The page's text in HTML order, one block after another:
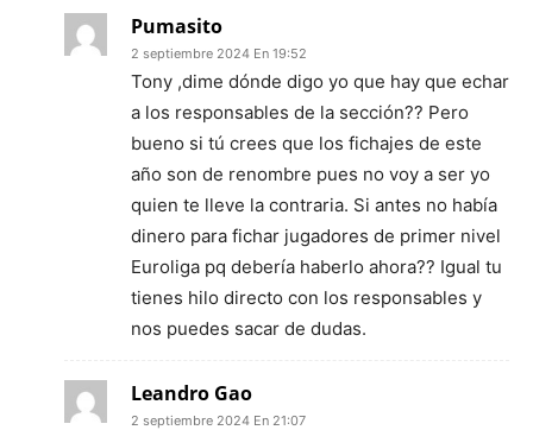
Pumasito
2 septiembre 2024 En 19:52
Tony ,dime dónde digo yo que hay que echar
a los responsables de la sección?? Pero
bueno si tú crees que los fichajes de este
año son de renombre pues no voy a ser yo
quien te lleve la contraria. Si antes no había
dinero para fichar jugadores de primer nivel
Euroliga pq debería haberlo ahora?? Igual tu
tienes hilo directo con los responsables y
nos puedes sacar de dudas.
Leandro Gao
2 septiembre 2024 En 21:07